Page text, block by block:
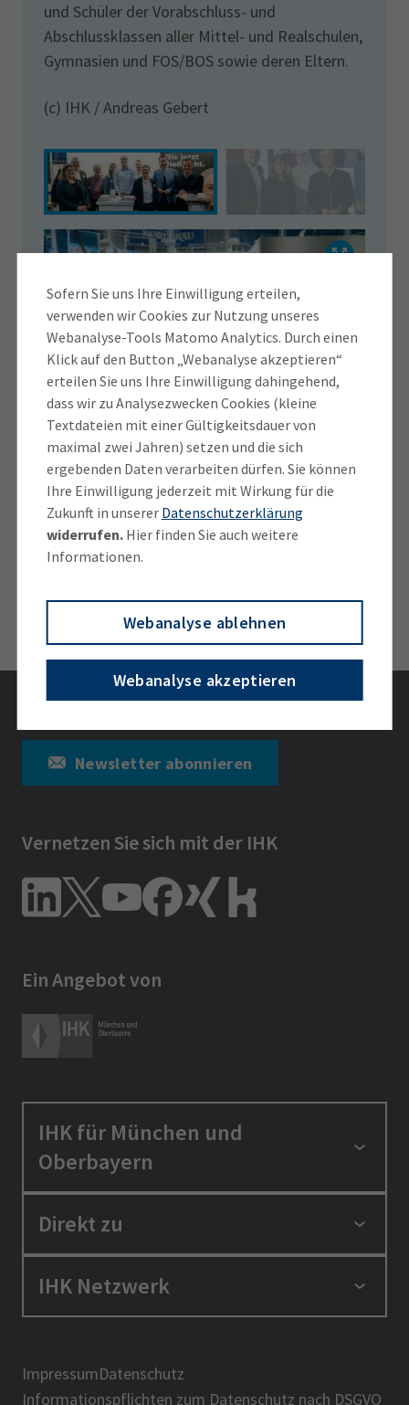
Sofern Sie uns Ihre Einwilligung erteilen,
verwenden wir Cookies zur Nutzung unseres
Webanalyse-Tools Matomo Analytics. Durch einen
Klick auf den Button „Webanalyse akzeptieren“
erteilen Sie uns Ihre Einwilligung dahingehend,
dass wir zu Analysezwecken Cookies (kleine
Textdateien mit einer Gültigkeitsdauer von
maximal zwei Jahren) setzen und die sich
ergebenden Daten verarbeiten dürfen. Sie können
Ihre Einwilligung jederzeit mit Wirkung für die
Zukunft in unserer Datenschutzerklärung
widerrufen.Hier finden Sie auch weitere
Informationen.
Webanalyse ablehnen
Webanalyse akzeptieren
und Schüler der Vorabschluss- und
Abschlussklassen aller Mittel- und Realschulen,
Gymnasien und FOS/BOS sowie deren Eltern.
(c) IHK / Andreas Gebert
Zu den Ausstellern zählte auch die Agentur für
Arbeit, die mit ihren Beratern und Beraterinnen vor
Ort war
Bleiben Sie informiert
Newsletter abonnieren
Vernetzen Sie sich mit der IHK
Ein Angebot von
IHK für München und
Oberbayern
Standortpolitik
Berufszugang
Über uns
Direkt zu
Positionen
Presse
IHK-Magazin
IHK Netzwerk
BIHK
ImpressumDatenschutz
Informationspflichten zum Datenschutz nach DSGVO